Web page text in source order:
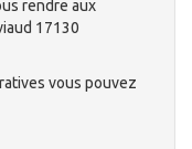
rendre aux
17130
vous pouvez